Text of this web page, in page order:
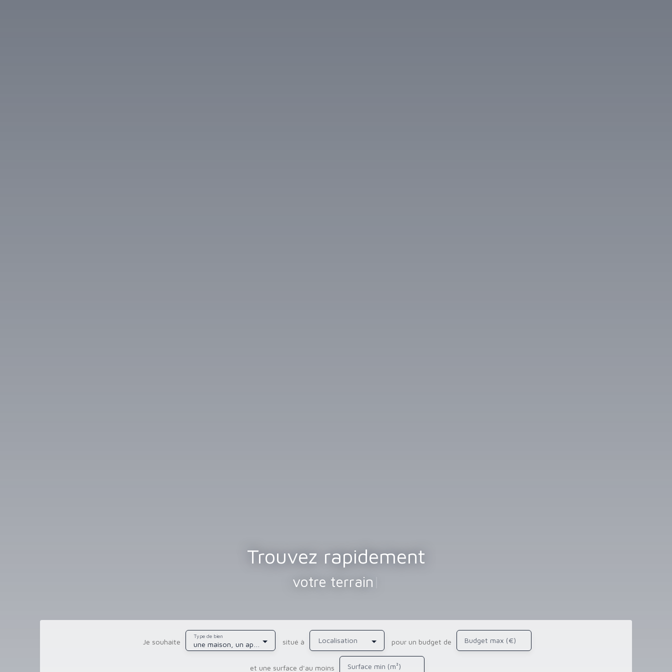
Trouvez rapidement
votre terrain
Je souhaite
Type de bien
situé à Localisation pour un budget de Budget max (€)
et une surface d'au moins Surface min (m²)